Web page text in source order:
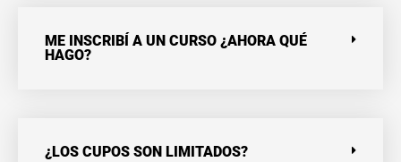
ME INSCRIBÍ A UN CURSO ¿AHORA QUÉ
HAGO?
¿LOS CUPOS SON LIMITADOS?